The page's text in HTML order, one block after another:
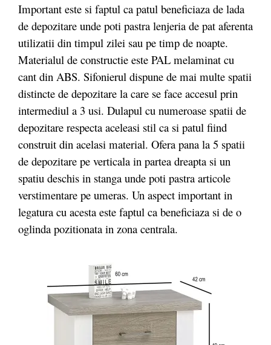
Important este si faptul ca patul beneficiaza de lada
de depozitare unde poti pastra lenjeria de pat aferenta
utilizatii din timpul zilei sau pe timp de noapte.
Materialul de constructie este PAL melaminat cu
cant din ABS. Sifonierul dispune de mai multe spatii
distincte de depozitare la care se face accesul prin
intermediul a 3 usi. Dulapul cu numeroase spatii de
depozitare respecta aceleasi stil ca si patul fiind
construit din acelasi material. Ofera pana la 5 spatii
de depozitare pe verticala in partea dreapta si un
spatiu deschis in stanga unde poti pastra articole
verstimentare pe umeras. Un aspect important in
legatura cu acesta este faptul ca beneficiaza si de o
oglinda pozitionata in zona centrala.